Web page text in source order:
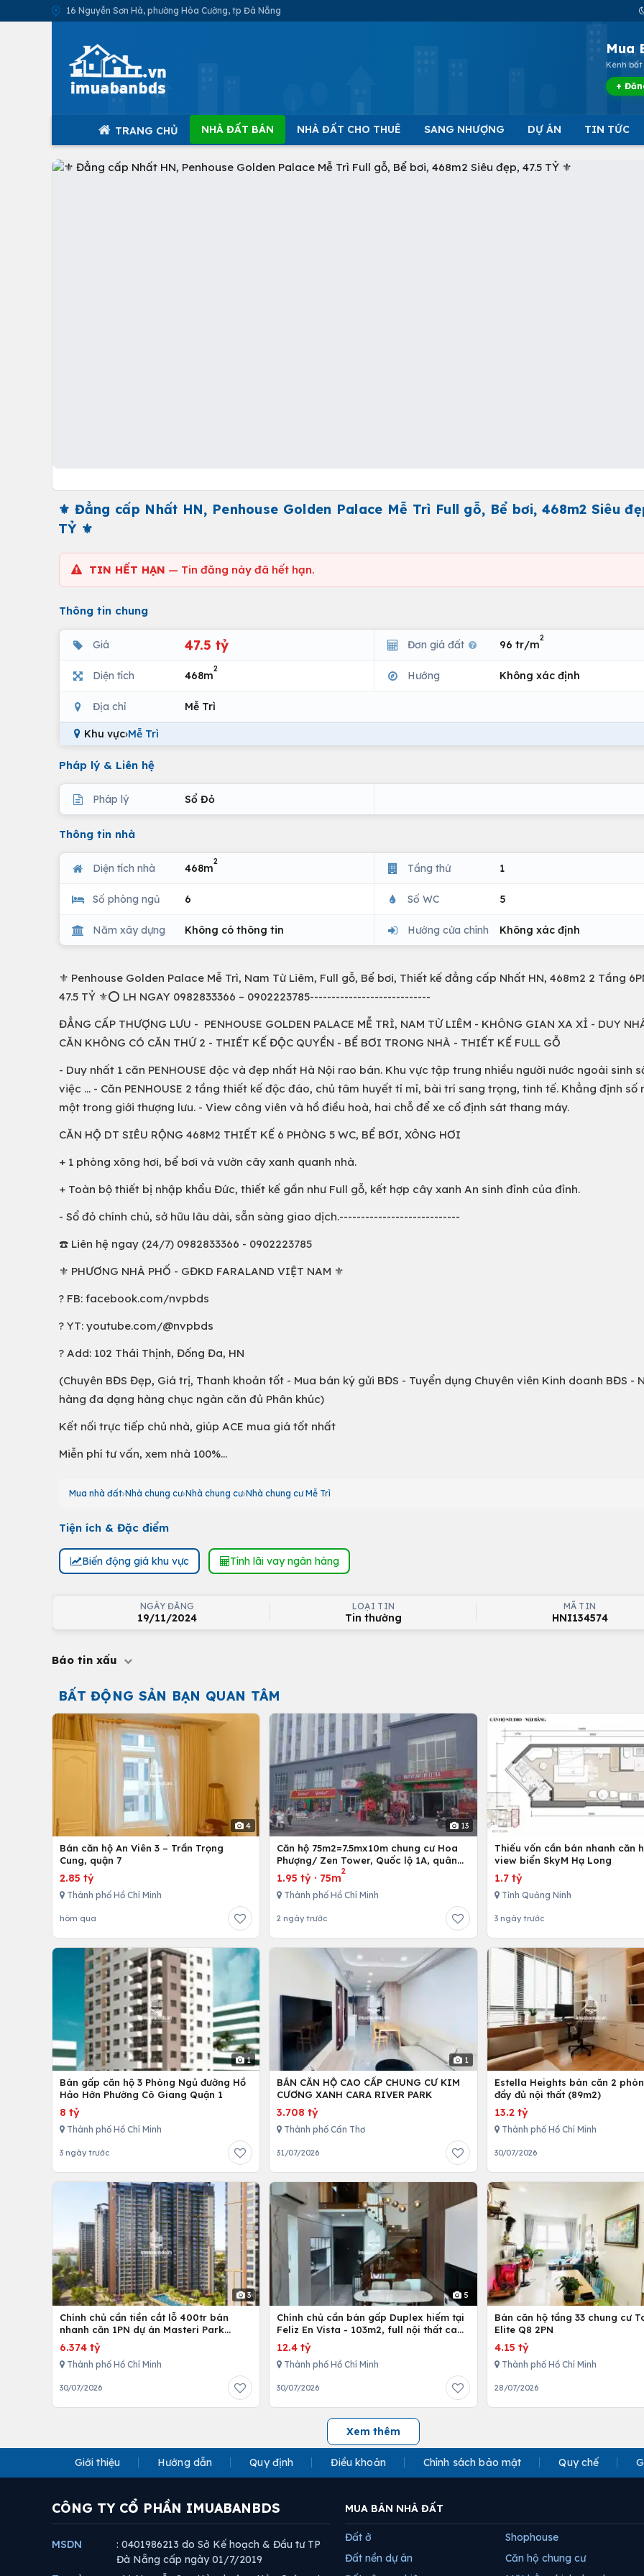
16 Nguyễn Sơn Hà, phường Hòa Cường, tp Đà Nẵng
Mua
Kênh bất
+
TRANG CHỦ NHÀ ĐẤT BÁN NHÀ ĐẤT CHO THUÊ SANG NHƯỢNG DỰ ÁN TIN TỨC
⚜️ Đẳng cấp Nhất HN, Penhouse Golden Palace Mễ Trì Full gỗ, Bể bơi, 468m2 Siêu
TỶ ⚜️
TIN HẾT HẠN — Tin đăng này đã hết hạn.
Thông tin chung
Giá 47.5 tỷ Đơn giá đất 96 tr/m
2
Diện tích 468m
2
Hướng Không xác định
Địa chỉ Mễ Trì
Khu vực›Mễ Trì
Pháp lý & Liên hệ
Pháp lý Sổ Đỏ
Thông tin nhà
Diện tích nhà 468m
2
Tầng thứ 1
Số phòng ngủ 6 Số WC 5
Năm xây dựng Không có thông tin Hướng cửa chính Không xác định
⚜️ Penhouse Golden Palace Mễ Trì, Nam Từ Liêm, Full gỗ, Bể bơi, Thiết kế đẳng cấp Nhất HN, 468m2 2 Tầng
47.5 TỶ ⚜️⭕️ LH NGAY 0982833366 – 0902223785----------------------------
ĐẲNG CẤP THƯỢNG LƯU - PENHOUSE GOLDEN PALACE MỄ TRÌ, NAM TỪ LIÊM - KHÔNG GIAN XA XỈ - DUY
CĂN KHÔNG CÓ CĂN THỨ 2 - THIẾT KẾ ĐỘC QUYỀN - BỂ BƠI TRONG NHÀ - THIẾT KẾ FULL GỖ
- Duy nhất 1 căn PENHOUSE độc và đẹp nhất Hà Nội rao bán. Khu vực tập trung nhiều người nước ngoài sinh
việc ... - Căn PENHOUSE 2 tầng thiết kế độc đáo, chủ tâm huyết tỉ mỉ, bài trí sang trọng, tinh tế. Khẳng định số
một trong giới thượng lưu. - View công viên và hồ điều hoà, hai chỗ để xe cố định sát thang máy.
CĂN HỘ DT SIÊU RỘNG 468M2 THIẾT KẾ 6 PHÒNG 5 WC, BỂ BƠI, XÔNG HƠI
+ 1 phòng xông hơi, bể bơi và vườn cây xanh quanh nhà.
+ Toàn bộ thiết bị nhập khẩu Đức, thiết kế gần như Full gỗ, kết hợp cây xanh An sinh đỉnh của đỉnh.
- Sổ đỏ chính chủ, sở hữu lâu dài, sẵn sàng giao dịch.----------------------------
☎️ Liên hệ ngay (24/7) 0982833366 - 0902223785
⚜️ PHƯƠNG NHÀ PHỐ - GĐKD FARALAND VIỆT NAM ⚜️
? FB: facebook.com/nvpbds
? YT: youtube.com/@nvpbds
? Add: 102 Thái Thịnh, Đống Đa, HN
(Chuyên BĐS Đẹp, Giá trị, Thanh khoản tốt - Mua bán ký gửi BĐS - Tuyển dụng Chuyên viên Kinh doanh BĐS -
hàng đa dạng hàng chục ngàn căn đủ Phân khúc)
Kết nối trực tiếp chủ nhà, giúp ACE mua giá tốt nhất
Miễn phí tư vấn, xem nhà 100%...
Mua nhà đất Nhà chung cư Nhà chung cư Nhà chung cư Mễ Trì
Tiện ích & Đặc điểm
Biến động giá khu vực Tính lãi vay ngân hàng
NGÀY ĐĂNG
19/11/2024
LOẠI TIN
Tin thường
MÃ TIN
HNI134574
Báo tin xấu
BẤT ĐỘNG SẢN BẠN QUAN TÂM
4
Bán căn hộ An Viên 3 – Trần Trọng
Cung, quận 7
2.85 tỷ
Thành phố Hồ Chí Minh
hôm qua
13
Căn hộ 75m2=7.5mx10m chung cư Hoa
Phượng/ Zen Tower, Quốc lộ 1A, quân
12,Tp. Hồ Chí Minh, Việt Nam
1.95 tỷ · 75m
2
Thành phố Hồ Chí Minh
2 ngày trước
Thiếu vốn cần bán nhanh căn
view biển SkyM Hạ Long
1.7 tỷ
Tỉnh Quảng Ninh
3 ngày trước
1
Bán gấp căn hộ 3 Phòng Ngủ đường Hồ
Hảo Hớn Phường Cô Giang Quận 1
8 tỷ
Thành phố Hồ Chí Minh
3 ngày trước
1
BÁN CĂN HỘ CAO CẤP CHUNG CƯ KIM
CƯƠNG XANH CARA RIVER PARK
3.708 tỷ
Thành phố Cần Thơ
31/07/2026
Estella Heights bán căn 2
đầy đủ nội thất (89m2)
13.2 tỷ
Thành phố Hồ Chí Minh
30/07/2026
3
Chính chủ cần tiền cắt lỗ 400tr bán
nhanh căn 1PN dự án Masteri Park
Place
6.374 tỷ
Thành phố Hồ Chí Minh
30/07/2026
5
Chính chủ cần bán gấp Duplex hiếm tại
Feliz En Vista - 103m2, full nội thất cao
cấp
12.4 tỷ
Thành phố Hồ Chí Minh
30/07/2026
Bán căn hộ tầng 33 chung cư
Elite Q8 2PN
4.15 tỷ
Thành phố Hồ Chí Minh
28/07/2026
Xem thêm
Giới thiệu Hướng dẫn Quy định Điều khoản Chính sách bảo mật Quy chế
CÔNG TY CỔ PHẦN IMUABANBDS
MSDN
: 0401986213 do Sở Kế hoạch & Đầu tư TP
Đà Nẵng cấp ngày 01/7/2019
MUA BÁN NHÀ ĐẤT
Đất ở
Đất nền dự án
Shophouse
Căn hộ chung cư